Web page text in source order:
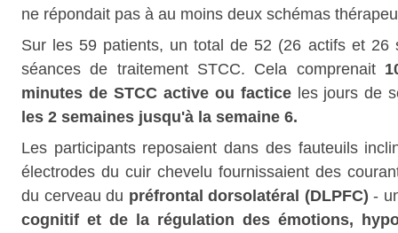
ne répondait pas à au moins deux schémas
Sur les 59 patients, un total de 52 (26 actifs et 26
séances de traitement STCC. Cela comprenait
minutes de STCC active ou factice les jours de
les 2 semaines jusqu'à la semaine 6.
Les participants reposaient dans des fauteuils
électrodes du cuir chevelu fournissaient des
du cerveau du préfrontal dorsolatéral (DLPFC) -
cognitif et de la régulation des émotions,